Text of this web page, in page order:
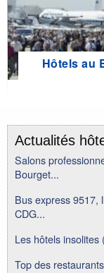
Hôtels au
Actualités
Salons
Bourget...
Bus express 9517,
CDG...
Les hôtels
Top des